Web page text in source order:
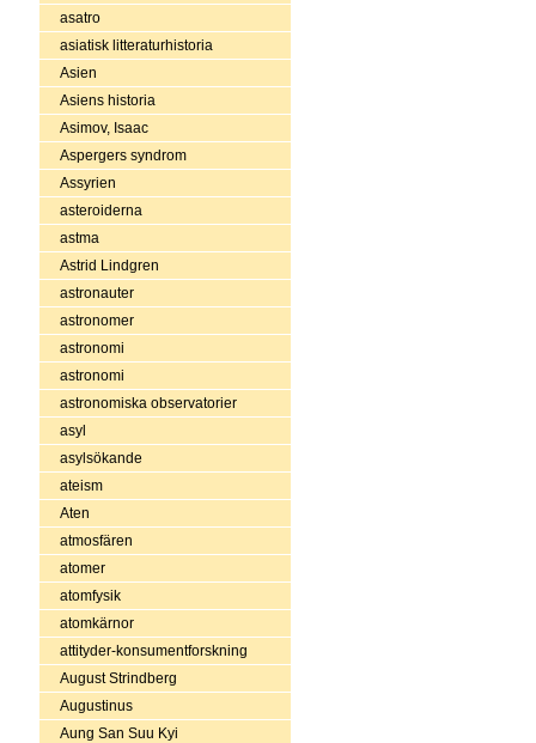
asatro
asiatisk litteraturhistoria
Asien
Asiens historia
Asimov, Isaac
Aspergers syndrom
Assyrien
asteroiderna
astma
Astrid Lindgren
astronauter
astronomer
astronomi
astronomi
astronomiska observatorier
asyl
asylsökande
ateism
Aten
atmosfären
atomer
atomfysik
atomkärnor
attityder-konsumentforskning
August Strindberg
Augustinus
Aung San Suu Kyi